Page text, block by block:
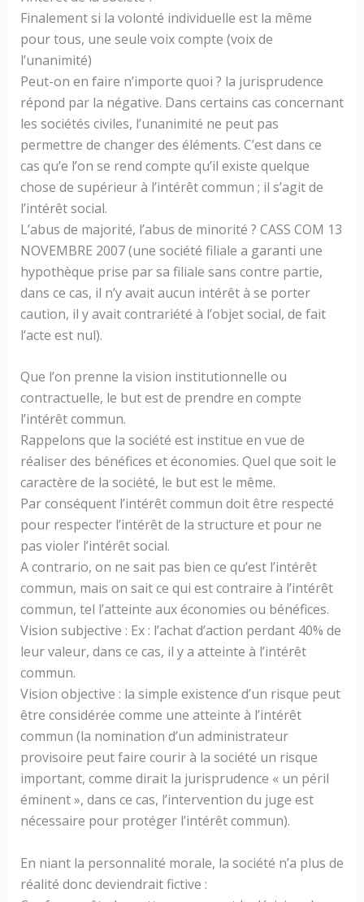
Finalement si la volonté individuelle est la même
pour tous, une seule voix compte (voix de
l’unanimité)
Peut-on en faire n’importe quoi ? la jurisprudence
répond par la négative. Dans certains cas concernant
les sociétés civiles, l’unanimité ne peut pas
permettre de changer des éléments. C’est dans ce
cas qu’e l’on se rend compte qu’il existe quelque
chose de supérieur à l’intérêt commun ; il s’agit de
l’intérêt social.
L’abus de majorité, l’abus de minorité ? CASS COM 13
NOVEMBRE 2007 (une société filiale a garanti une
hypothèque prise par sa filiale sans contre partie,
dans ce cas, il n’y avait aucun intérêt à se porter
caution, il y avait contrariété à l’objet social, de fait
l’acte est nul).
Que l’on prenne la vision institutionnelle ou
contractuelle, le but est de prendre en compte
l’intérêt commun.
Rappelons que la société est institue en vue de
réaliser des bénéfices et économies. Quel que soit le
caractère de la société, le but est le même.
Par conséquent l’intérêt commun doit être respecté
pour respecter l’intérêt de la structure et pour ne
pas violer l’intérêt social.
A contrario, on ne sait pas bien ce qu’est l’intérêt
commun, mais on sait ce qui est contraire à l’intérêt
commun, tel l’atteinte aux économies ou bénéfices.
Vision subjective : Ex : l’achat d’action perdant 40% de
leur valeur, dans ce cas, il y a atteinte à l’intérêt
commun.
Vision objective : la simple existence d’un risque peut
être considérée comme une atteinte à l’intérêt
commun (la nomination d’un administrateur
provisoire peut faire courir à la société un risque
important, comme dirait la jurisprudence « un péril
éminent », dans ce cas, l’intervention du juge est
nécessaire pour protéger l’intérêt commun).
En niant la personnalité morale, la société n’a plus de
réalité donc deviendrait fictive :